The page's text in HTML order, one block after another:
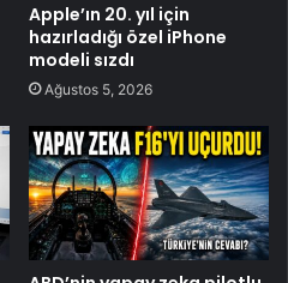
Apple’ın 20. yıl için
hazırladığı özel iPhone
modeli sızdı
Ağustos 5, 2026